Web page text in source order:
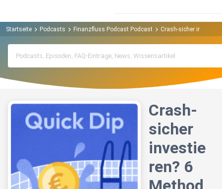
Startseite Podcasts Finanzfluss Podcast Podcast Crash-sicher
Crash-
sicher
investie
ren? 6